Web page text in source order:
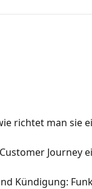
richtet man sie
Journey
Kündigung: